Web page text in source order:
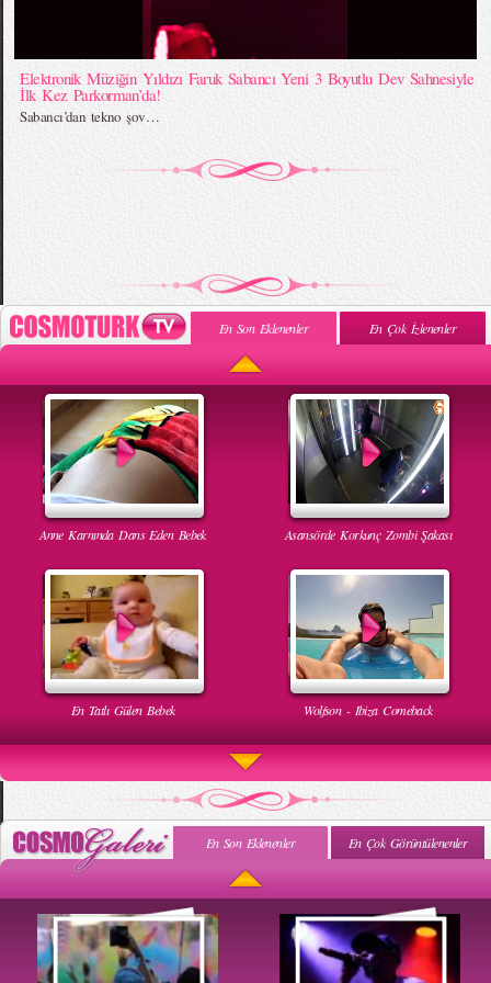
Elektronik Müziğin Yıldızı Faruk Sabancı Yeni 3 Boyutlu Dev Sahnesiyle
İlk Kez Parkorman’da!
Sabancı’dan tekno şov…
En Son Eklenenler En Çok İzlenenler
Anne Karnında Dans Eden Bebek Asansörde Korkunç Zombi Şakası
En Tatlı Gülen Bebek Wolfson - Ibiza Comeback
Uyuyan Bebeğe Gangnam Dinletilirse Ne Olur
En Son Eklenenler En Çok Görüntülenenler